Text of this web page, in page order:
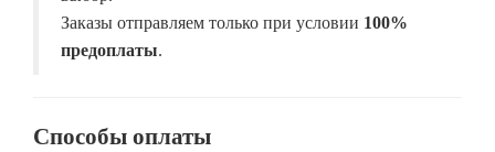
Заказы отправляем только при условии 100%
предоплаты.
Способы оплаты